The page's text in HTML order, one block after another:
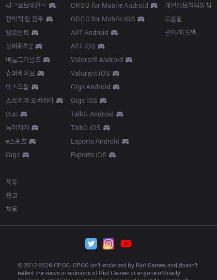
리그오브레전드
전략적 팀 전투
발로란트
오버워치2
배틀그라운드
슈퍼바이브
데스크톱
스트리머 오버레이
Duo
톡피지지
e스포츠
Gigs
OP.GG for Mobile Android
OP.GG for Mobile iOS
AllT Android
AllT iOS
Valorant Android
Valorant iOS
Gigs Android
Gigs iOS
TalkG Android
TalkG iOS
Esports Android
Esports iOS
개인정보처리방침
도움말
문의/피드백
제휴
광고
채용
© 2012-2026 OP.GG. OP.GG isn’t endorsed by Riot Games and doesn’t
reflect the views or opinions of Riot Games or anyone officially